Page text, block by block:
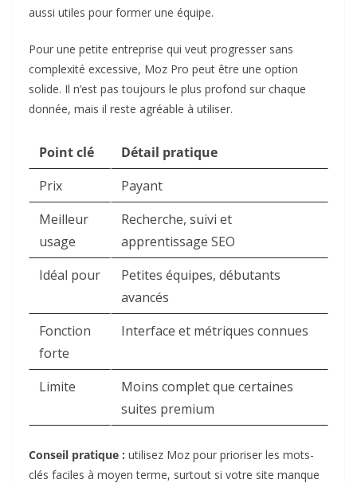
aussi utiles pour former une équipe.
Pour une petite entreprise qui veut progresser sans
complexité excessive, Moz Pro peut être une option
solide. Il n’est pas toujours le plus profond sur chaque
donnée, mais il reste agréable à utiliser.
Point clé
Détail pratique
Prix
Payant
Meilleur
usage
Recherche, suivi et
apprentissage SEO
Idéal pour
Petites équipes, débutants
avancés
Fonction
forte
Interface et métriques connues
Limite
Moins complet que certaines
suites premium
Conseil pratique : utilisez Moz pour prioriser les mots-
clés faciles à moyen terme, surtout si votre site manque